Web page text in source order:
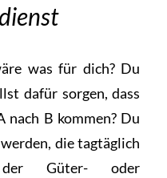
was für dich? Du
dafür sorgen, dass
nach B kommen? Du
die tagtäglich
Güter- oder